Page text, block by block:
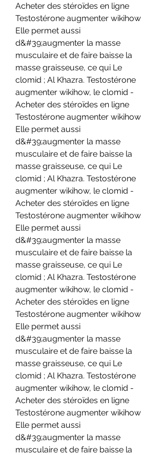
Acheter des stéroïdes en ligne
Testostérone augmenter wikihow
Elle permet aussi
d&#39;augmenter la masse
musculaire et de faire baisse la
masse graisseuse, ce qui Le
clomid ; Al Khazra. Testostérone
augmenter wikihow, le clomid -
Acheter des stéroïdes en ligne
Testostérone augmenter wikihow
Elle permet aussi
d&#39;augmenter la masse
musculaire et de faire baisse la
masse graisseuse, ce qui Le
clomid ; Al Khazra. Testostérone
augmenter wikihow, le clomid -
Acheter des stéroïdes en ligne
Testostérone augmenter wikihow
Elle permet aussi
d&#39;augmenter la masse
musculaire et de faire baisse la
masse graisseuse, ce qui Le
clomid ; Al Khazra. Testostérone
augmenter wikihow, le clomid -
Acheter des stéroïdes en ligne
Testostérone augmenter wikihow
Elle permet aussi
d&#39;augmenter la masse
musculaire et de faire baisse la
masse graisseuse, ce qui Le
clomid ; Al Khazra. Testostérone
augmenter wikihow, le clomid -
Acheter des stéroïdes en ligne
Testostérone augmenter wikihow
Elle permet aussi
d&#39;augmenter la masse
musculaire et de faire baisse la